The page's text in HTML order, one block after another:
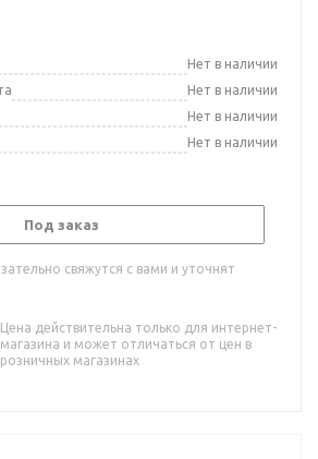
Нет в наличии
Нет в наличии
Нет в наличии
Нет в наличии
Под заказ
свяжутся с вами и уточнят
Цена действительна только для интернет-
магазина и может отличаться от цен в
розничных магазинах